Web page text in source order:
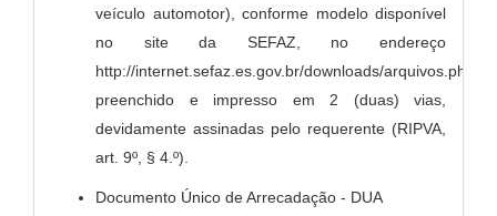
veículo automotor), conforme modelo disponível
no site da SEFAZ, no endereço
http://internet.sefaz.es.gov.br/downloads/arquivos.php,
preenchido e impresso em 2 (duas) vias,
devidamente assinadas pelo requerente (RIPVA,
art. 9º, § 4.º).
Documento Único de Arrecadação - DUA